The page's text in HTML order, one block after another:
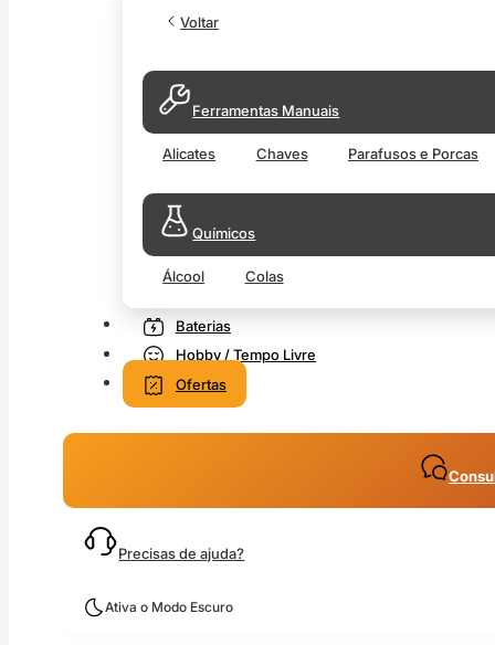
Voltar
Ferramentas Manuais
Alicates Chaves Parafusos e Porcas
Químicos
Álcool Colas
Baterias
Hobby / Tempo Livre
Ofertas
Precisas de ajuda?
Ativa o Modo Escuro